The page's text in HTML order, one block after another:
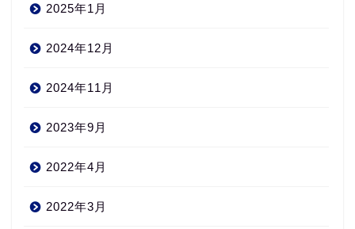
2025年1月
2024年12月
2024年11月
2023年9月
2022年4月
2022年3月